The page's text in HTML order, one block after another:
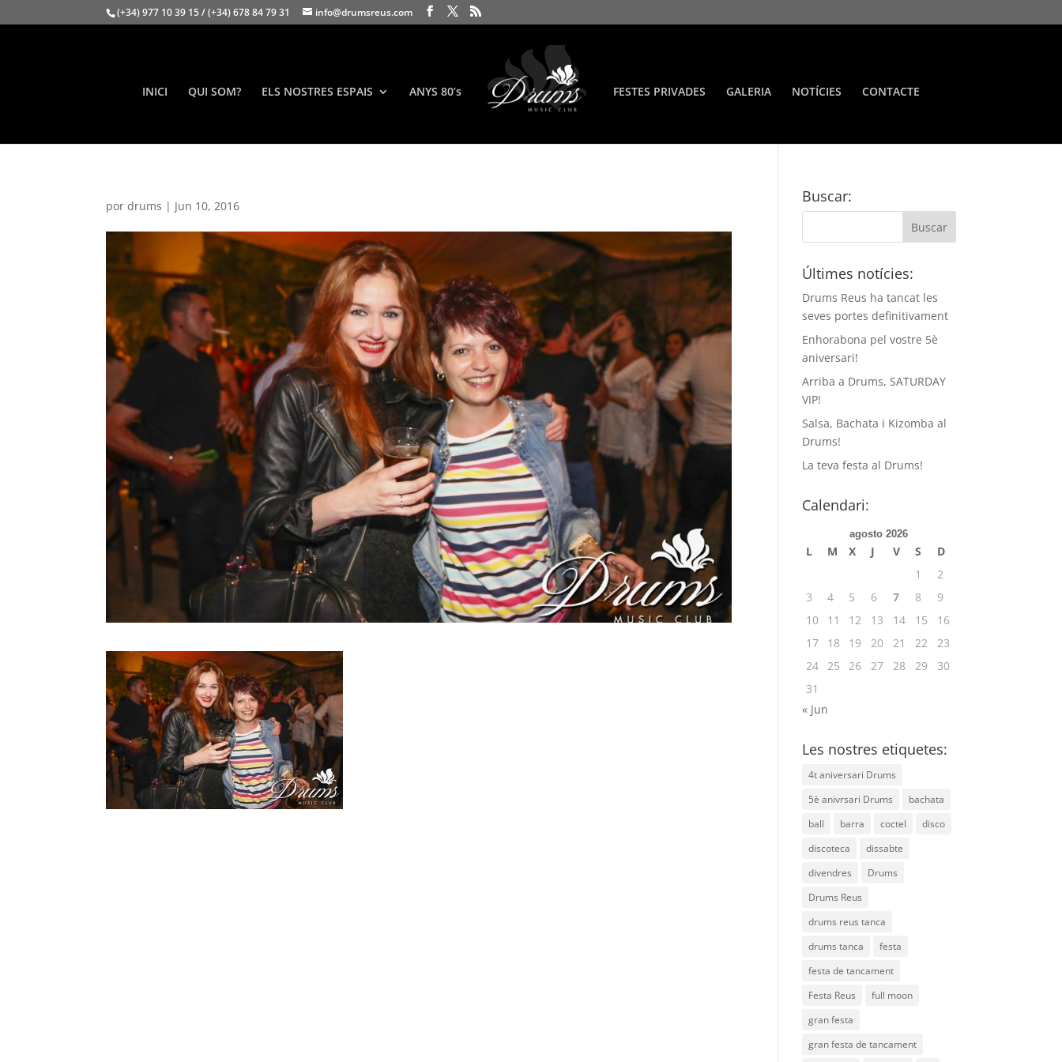
(+34) 977 10 39 15 / (+34) 678 84 79 31 info@drumsreus.com
INICI QUI SOM? ELS NOSTRES ESPAIS ANYS 80’s FESTES PRIVADES GALERIA NOTÍCIES CONTACTE
pordrums | Jun 10, 2016
Buscar:
Últimes notícies:
Drums Reus ha tancat les
seves portes definitivament
Enhorabona pel vostre 5è
aniversari!
Arriba a Drums, SATURDAY
VIP!
Salsa, Bachata i Kizomba al
Drums!
La teva festa al Drums!
Calendari:
agosto 2026
L M X J V S
D
1
2
3
4 5 6 7 8
9
10
11 12 13 14 15
16
17
18 19 20 21 22
23
24 25 26 27 28 29
30
31
« Jun
Les nostres etiquetes:
4t aniversari Drums
5è anivrsari Drums
bachata
ball
barra coctel
disco
discoteca
dissabte
divendres
Drums
Drums Reus
drums reus tanca
drums tanca
festa
festa de tancament
Festa Reus
full moon
gran festa
gran festa de tancament